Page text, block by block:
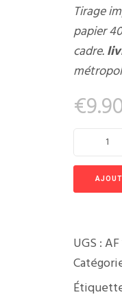
Tirage
papier
cadre.
€
UGS :AF